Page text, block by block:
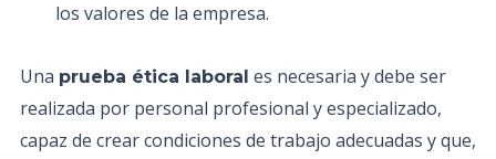
los valores de la empresa.
Una prueba ética laboral es necesaria y debe ser
realizada por personal profesional y especializado,
capaz de crear condiciones de trabajo adecuadas y que,